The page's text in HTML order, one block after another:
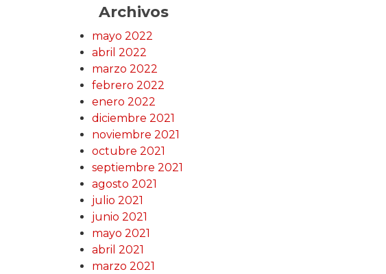
Archivos
mayo 2022
abril 2022
marzo 2022
febrero 2022
enero 2022
diciembre 2021
noviembre 2021
octubre 2021
septiembre 2021
agosto 2021
julio 2021
junio 2021
mayo 2021
abril 2021
marzo 2021